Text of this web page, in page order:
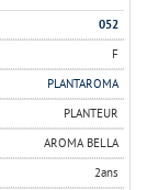
052
F
PLANTAROMA
PLANTEUR
AROMA BELLA
2ans